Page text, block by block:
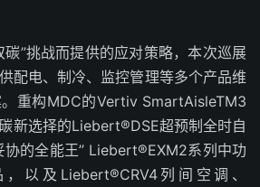
碳”挑战而提供的应对策略，本次巡展
配电、制冷、监控管理等多个产品维
重构MDC的Vertiv SmartAisleTM3
新选择的Liebert®DSE超预制全时自
协的全能王” Liebert®EXM2系列中功
以及Liebert®CRV4列间空调、